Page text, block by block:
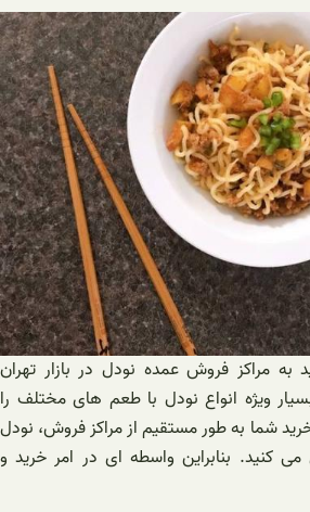
به مراکز فروش عمده نودل در بازار تهران
ویژه انواع نودل با طعم های مختلف را
شما به طور مستقیم از مراکز فروش، نودل
می کنید. بنابراین واسطه ای در امر خرید و